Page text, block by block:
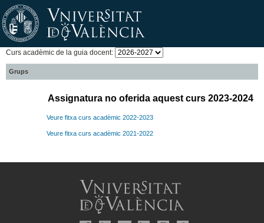
Curs acadèmic de la guia docent:
Grups
Assignatura no oferida aquest curs 2023-2024
Veure fitxa curs acadèmic 2022-2023
Veure fitxa curs acadèmic 2021-2022